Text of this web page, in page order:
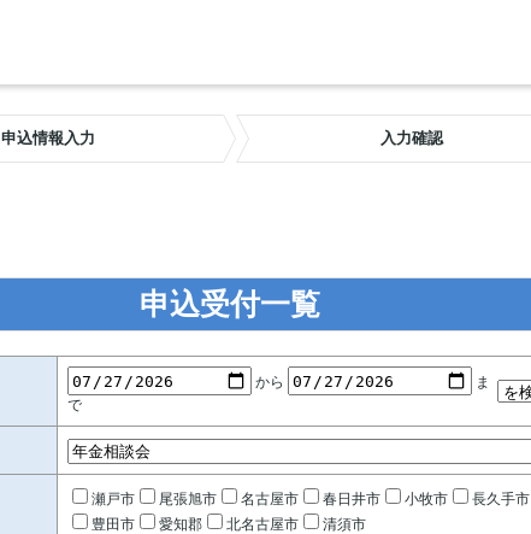
申込情報入力 入力確認
申込受付一覧
から
ま
で
瀬戸市 尾張旭市 名古屋市 春日井市 小牧市 長久手市
豊田市
愛知郡 北名古屋市 清須市